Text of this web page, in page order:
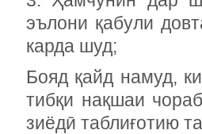
эълони қабули
карда шуд;
Бояд қайд намуд,
тибқи нақшаи
зиёдӣ таблиғотию